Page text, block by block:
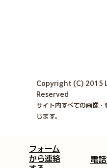
​フォーム
から連絡
電
Copyright (C) 2015
Reserved
サイト内すべての画像
じます。